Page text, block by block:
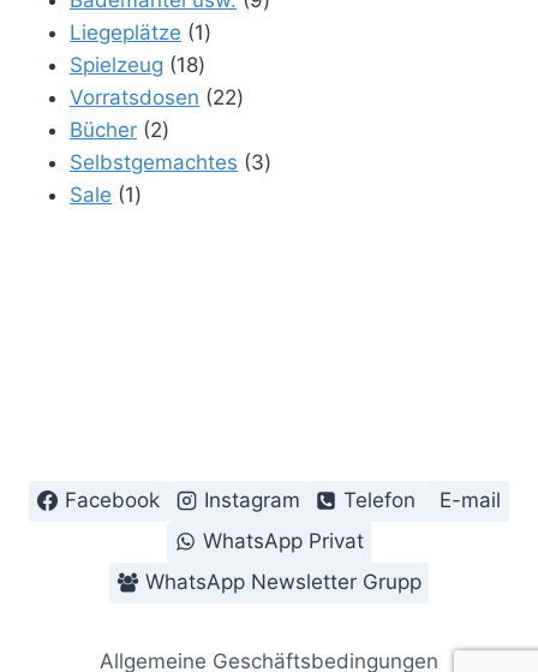
Liegeplätze 11
Produkt
Spielzeug 1818
Produkte
Vorratsdosen 2222
Bücher 22
Produkte
Selbstgemachtes 33
Sale 11
Facebook Instagram Telefon
E-mail
WhatsApp Privat
WhatsApp Newsletter Grupp
Allgemeine Geschäftsbedingungen